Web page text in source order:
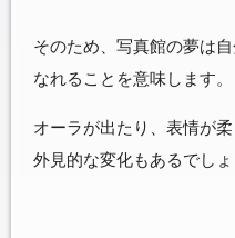
そのため、写真館の夢は
なれることを意味します。
オーラが出たり、表情が
外見的な変化もあるでしょ